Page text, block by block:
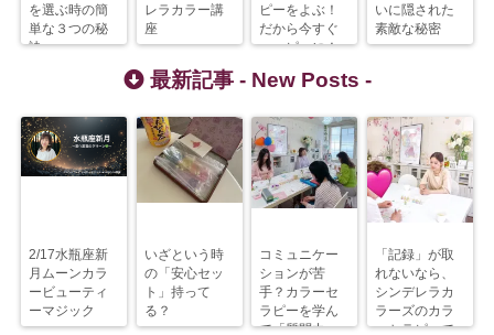
を選ぶ時の簡
単な３つの秘
訣
レラカラー講
座
ピーをよぶ！
だから今すぐ
ハッピーに！
いに隠された
素敵な秘密
最新記事 - New Posts -
2/17水瓶座新
月ムーンカラ
ービューティ
ーマジック
いざという時
の「安心セッ
ト」持って
る？
コミュニケー
ションが苦
手？カラーセ
ラピーを学ん
で「質問力」
「記録」が取
れないなら、
シンデレラカ
ラーズのカラ
ーセラピーで